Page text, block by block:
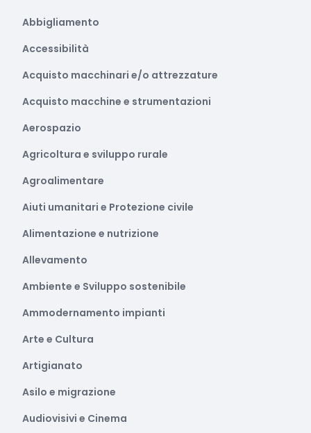
Abbigliamento
Accessibilità
Acquisto macchinari e/o attrezzature
Acquisto macchine e strumentazioni
Aerospazio
Agricoltura e sviluppo rurale
Agroalimentare
Aiuti umanitari e Protezione civile
Alimentazione e nutrizione
Allevamento
Ambiente e Sviluppo sostenibile
Ammodernamento impianti
Arte e Cultura
Artigianato
Asilo e migrazione
Audiovisivi e Cinema